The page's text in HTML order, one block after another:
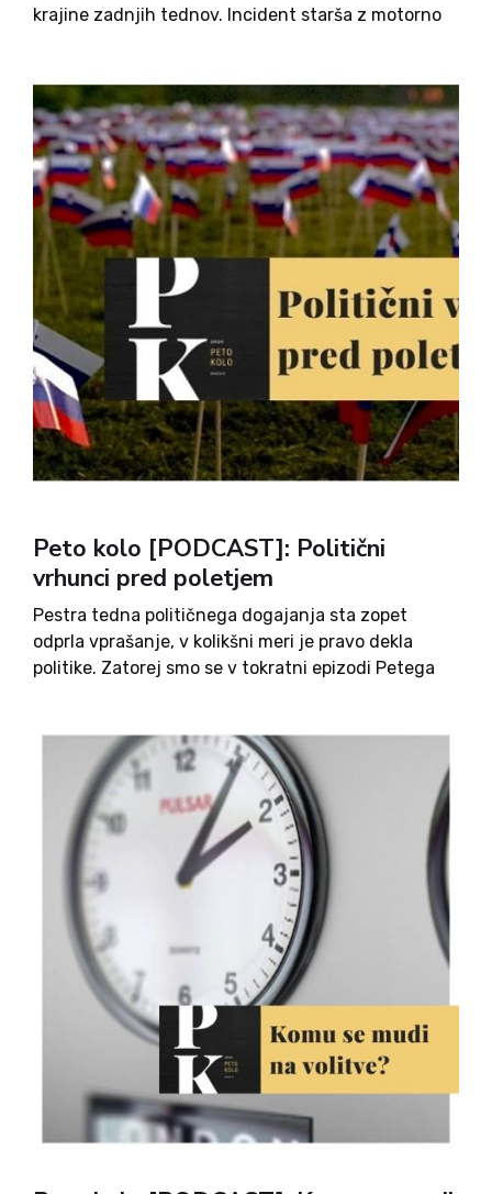
krajine zadnjih tednov. Incident starša z motorno
temo,...
Peto kolo [PODCAST]: Politični
vrhunci pred poletjem
Pestra tedna političnega dogajanja sta zopet
odprla vprašanje, v kolikšni meri je pravo dekla
politike. Zatorej smo se v tokratni epizodi Petega
kateremu institutu demokracije...